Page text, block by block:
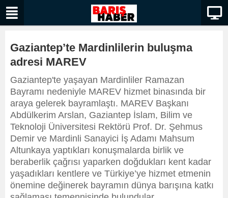
Gaziantep’te Mardinlilerin buluşma
adresi MAREV
Gaziantep'te yaşayan Mardinliler Ramazan
Bayramı nedeniyle MAREV hizmet binasında bir
araya gelerek bayramlaştı. MAREV Başkanı
Abdülkerim Arslan, Gaziantep İslam, Bilim ve
Teknoloji Üniversitesi Rektörü Prof. Dr. Şehmus
Demir ve Mardinli Sanayici İş Adamı Mahsum
Altunkaya yaptıkları konuşmalarda birlik ve
beraberlik çağrısı yaparken doğdukları kent kadar
yaşadıkları kentlere ve Türkiye’ye hizmet etmenin
önemine değinerek bayramın dünya barışına katkı